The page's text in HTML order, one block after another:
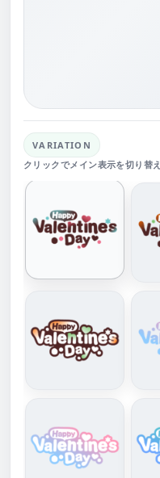
VARIATION
クリックでメイン表示を切り替え